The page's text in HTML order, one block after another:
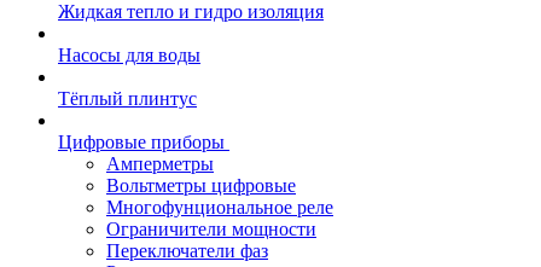
Жидкая тепло и гидро изоляция
Насосы для воды
Тёплый плинтус
Цифровые приборы
Амперметры
Вольтметры цифровые
Многофунциональное реле
Ограничители мощности
Переключатели фаз